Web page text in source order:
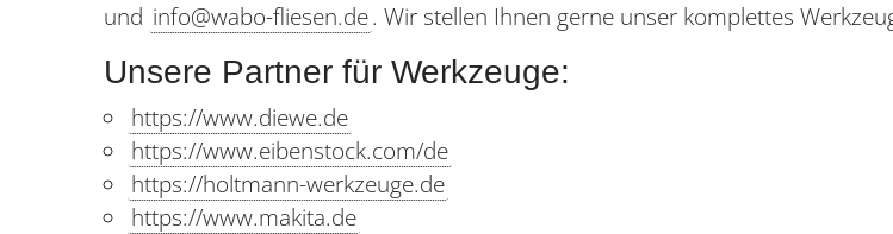
und info@wabo-fliesen.de. Wir stellen Ihnen gerne unser komplettes
Unsere Partner für Werkzeuge:
https://www.diewe.de
https://www.eibenstock.com/de
https://holtmann-werkzeuge.de
https://www.makita.de